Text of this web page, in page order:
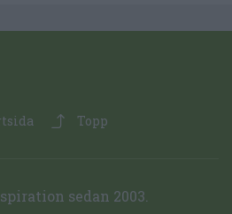
Topp
sedan 2003.